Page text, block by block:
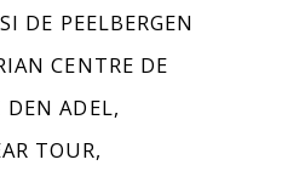
DE PEELBERGEN
CENTRE DE
DEN ADEL,
TOUR,